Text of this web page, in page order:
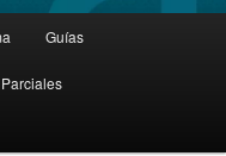
Guías
Parciales